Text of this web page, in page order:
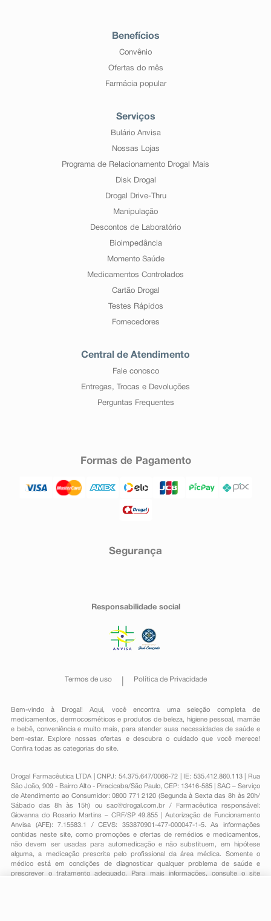
Benefícios
Convênio
Ofertas do mês
Farmácia popular
Serviços
Bulário Anvisa
Nossas Lojas
Programa de Relacionamento Drogal Mais
Disk Drogal
Drogal Drive-Thru
Manipulação
Descontos de Laboratório
Bioimpedância
Momento Saúde
Medicamentos Controlados
Cartão Drogal
Testes Rápidos
Fornecedores
Central de Atendimento
Fale conosco
Entregas, Trocas e Devoluções
Perguntas Frequentes
Formas de Pagamento
Segurança
Responsabilidade social
Termos de uso Política de Privacidade
Bem-vindo à Drogal! Aqui, você encontra uma seleção completa de
medicamentos , dermocosméticos e produtos de beleza, higiene pessoal ,mamãe
e bebê, conveniênciae muito mais, para atender suas necessidades de saúde e
bem-estar. Explore nossas ofertas e descubra o cuidado que você merece!
Confira todas as categorias do site.
Drogal Farmacêutica LTDA | CNPJ: 54.375.647/0066-72 | IE: 535.412.860.113 | Rua
São João, 909 - Bairro Alto - Piracicaba/São Paulo, CEP: 13416-585 | SAC – Serviço
de Atendimento ao Consumidor: 0800 771 2120 (Segunda à Sexta das 8h às 20h/
Sábado das 8h às 15h) ou sac@drogal.com.br/ Farmacêutica responsável:
Giovanna do Rosario Martins – CRF/SP 49.855 | Autorização de Funcionamento
Anvisa (AFE): 7.15583.1 / CEVS: 353870901-477-000047-1-5. As informações
contidas neste site, como promoções e ofertas de remédios e medicamentos,
não devem ser usadas para automedicação e não substituem, em hipótese
alguma, a medicação prescrita pelo profissional da área médica. Somente o
médico está em condições de diagnosticar qualquer problema de saúde e
prescrever o tratamento adequado. Para mais informações, consulte o site